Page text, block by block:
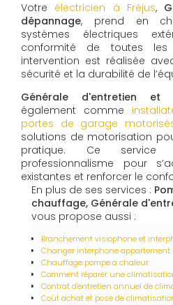
Votre électricien à Fréjus,
dépannage, prend en
systèmes électriques
conformité de toutes les
intervention est réalisée
sécurité et la durabilité de
Générale d'entretien et
également comme
portes de garage
solutions de motorisation
pratique. Ce
professionnalisme pour
existantes et renforcer le
En plus de ses services :
chauffage, Générale
vous propose aussi :
Branchement visiophone et
Changer interphone appartement
Chauffage pompe a chaleur
Comment réparer une
Contrat d'entretien annuel de
Coût achat et pose de